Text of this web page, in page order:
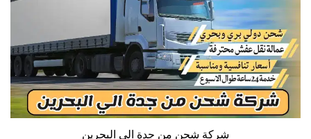
شركة شحن من جدة الي البحرين